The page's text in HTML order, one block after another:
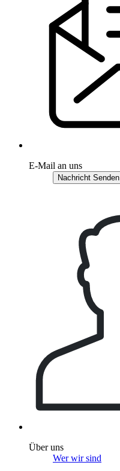
E-Mail an uns
Nachricht Senden
Über uns
Wer wir sind